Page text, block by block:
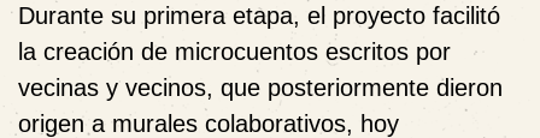
Durante su primera etapa, el proyecto facilitó
la creación de microcuentos escritos por
vecinas y vecinos, que posteriormente dieron
origen a murales colaborativos, hoy